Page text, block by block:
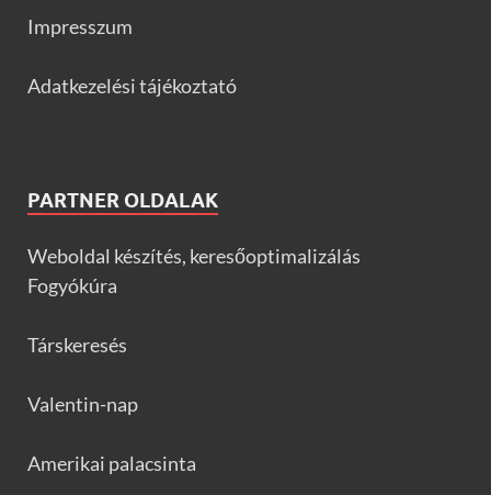
Impresszum
Adatkezelési tájékoztató
PARTNER OLDALAK
Weboldal készítés, keresőoptimalizálás
Fogyókúra
Társkeresés
Valentin-nap
Amerikai palacsinta